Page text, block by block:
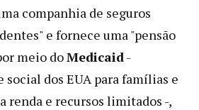
companhia de seguros
e fornece uma "pensão
meio doMedicaid-
social dos EUA para famílias e
renda e recursos limitados -,